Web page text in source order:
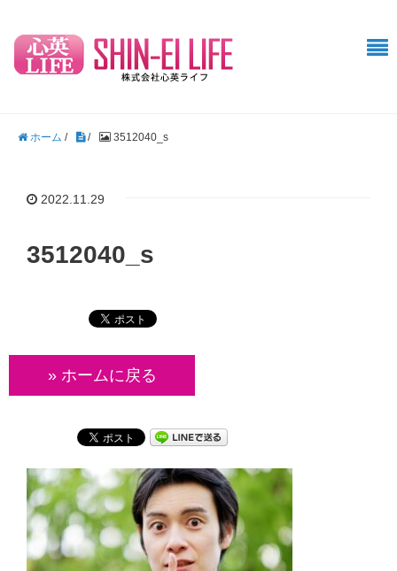
ホーム / / 3512040_s
2022.11.29
3512040_s
» ホームに戻る